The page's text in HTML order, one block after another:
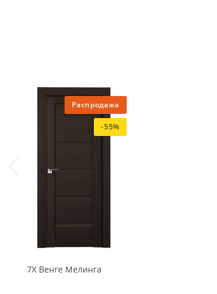
Распродажа
-55%
7X Венге Мелинга